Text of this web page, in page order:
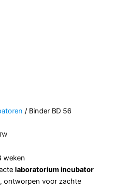
/ Binder BD 56
weken
laboratorium incubator
, ontworpen voor zachte